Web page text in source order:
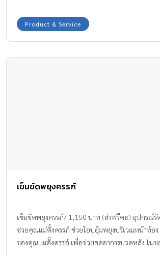
Product & Service
เข็มขัดพยุงครรภ์
เข็มขัดพยุงครรภ์/ 1,150 บาท (ส่งฟรีค่ะ) อุปกรณ์รั
ช่วยคุณแม่ตั้งครรภ์ ช่วยโอบอุ้มพยุงบริเวณหน้าท้อง
ของคุณแม่ตั้งครรภ์ เพื่อช่วยลดอาการปวดหลัง ใน